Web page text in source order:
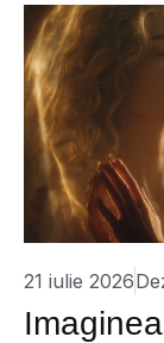
21 iulie 2026